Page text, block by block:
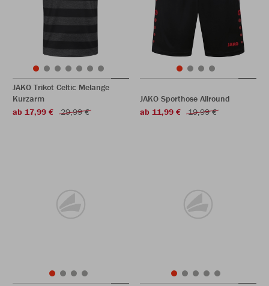
JAKO Trikot Celtic Melange
Kurzarm
ab 17,99 €
29,99 €
JAKO Sporthose Allround
ab 11,99 €
19,99 €